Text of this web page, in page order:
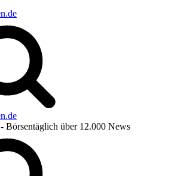
- Börsentäglich über 12.000 News